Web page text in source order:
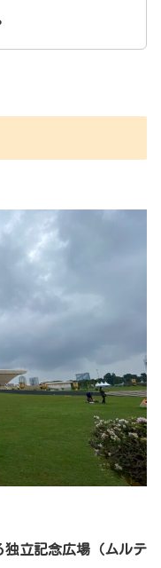
独立記念広場（ムルテ